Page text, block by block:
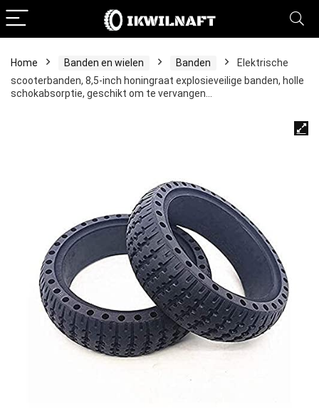
Home Banden en wielen Banden
Elektrische
scooterbanden, 8,5-inch honingraat explosieveilige banden, holle
schokabsorptie, geschikt om te vervangen…